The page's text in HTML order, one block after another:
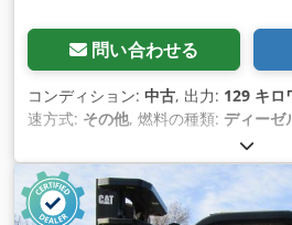
問い合わせる
コンディション: 中古, 出力: 129 キロ
速方式: その他, 燃料の種類: ディーゼ
, サスペン
2019, 稼働時間:7,162 h, 運転席:そ
備:エアコン, 全輪駆動,